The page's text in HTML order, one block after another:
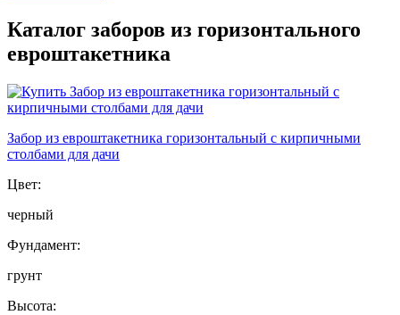
Каталог заборов из горизонтального
евроштакетника
Забор из евроштакетника горизонтальный с кирпичными
столбами для дачи
Цвет:
черный
Фундамент:
грунт
Высота: